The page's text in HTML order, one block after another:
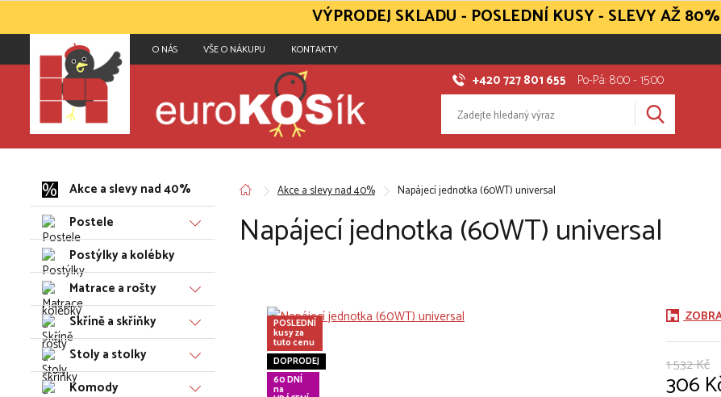
O NÁS VŠE O NÁKUPU KONTAKTY
+420 727 801 655 Po-Pá: 8:00 - 15:00
Akce a slevy nad 40%
Postele
Postýlky a kolébky
Matrace a rošty
Skříně a skříňky
Stoly a stolky
Komody
Akce a slevy nad 40% Napájecí jednotka (60WT) universal
Napájecí jednotka (60WT) universal
POSLEDNÍ
kusy za
tuto cenu
DOPRODEJ
60 DNÍ
na
1 532 Kč
306
VÝPRODEJ SKLADU - POSLEDNÍ KUSY - SLEVY AŽ